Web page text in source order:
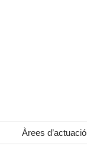
Àrees d’actuació